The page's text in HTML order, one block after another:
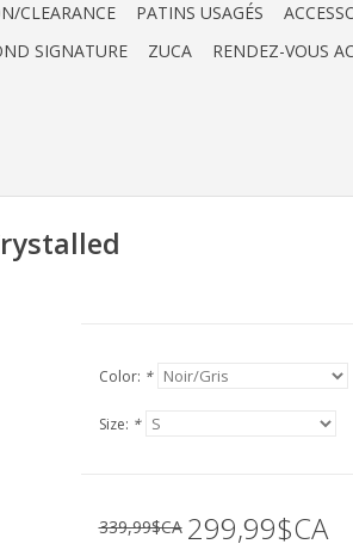
CLEARANCE PATINS USAGÉS
SIGNATURE
ZUCA RENDEZ-VOUS
Color: *
Size: *
339,99$CA 299,99$CA